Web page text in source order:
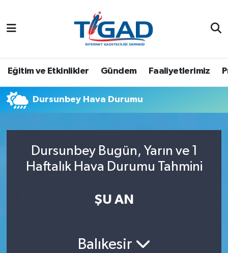
Eğitim ve Etkinlikler Gündem Faaliyetlerimiz
Dursunbey Hava Durumu
Dursunbey Bugün, Yarın ve 1
Haftalık Hava Durumu Tahmini
ŞU AN
Balıkesir
Nöbetçi Eczaneler
Tüm Manşetler
Son Dakika Haberleri